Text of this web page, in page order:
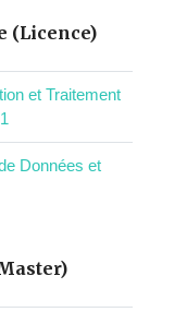
(Licence)
et Traitement
Données et